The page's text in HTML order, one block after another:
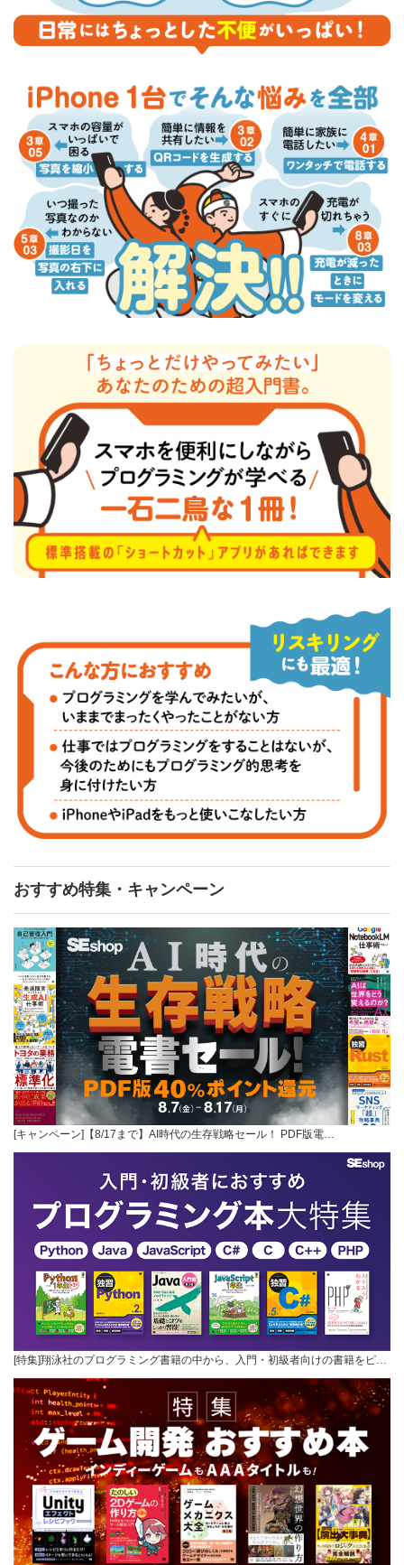
おすすめ特集・キャンペーン
[キャンペーン]【8/17まで】AI時代の生存戦略セール！ PDF版電…
[特集]翔泳社のプログラミング書籍の中から、入門・初級者向けの書籍をピ…